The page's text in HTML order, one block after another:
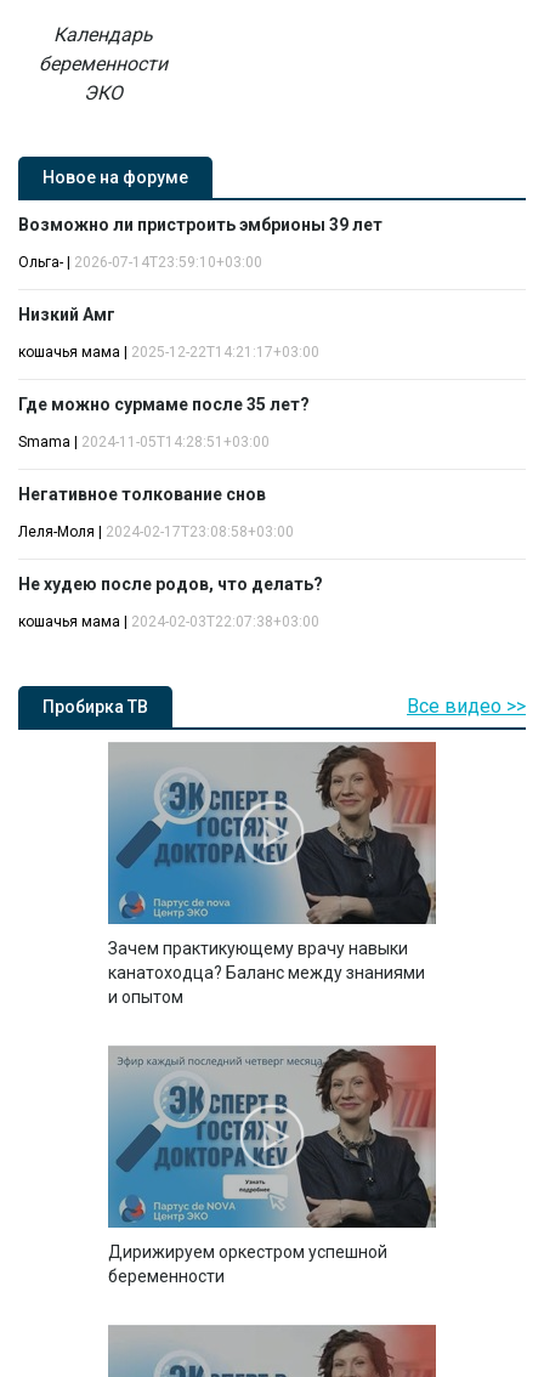
Календарь
беременности
ЭКО
Новое на форуме
Возможно ли пристроить эмбрионы 39 лет
Ольга- 2026-07-14T23:59:10+03:00
Низкий Амг
кошачья мама 2025-12-22T14:21:17+03:00
Где можно сурмаме после 35 лет?
Smama 2024-11-05T14:28:51+03:00
Негативное толкование снов
Леля-Моля 2024-02-17T23:08:58+03:00
Не худею после родов, что делать?
кошачья мама 2024-02-03T22:07:38+03:00
Пробирка ТВ
Зачем практикующему врачу навыки
канатоходца? Баланс между знаниями
и опытом
Дирижируем оркестром успешной
беременности
Все видео >>